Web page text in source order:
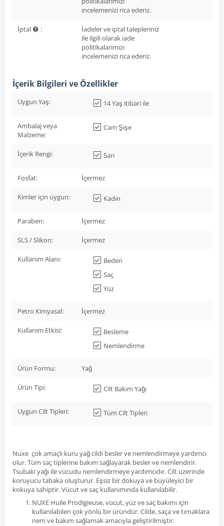
incelemenizi rica ederiz.
İptal :
İadeler ve iptal talepleriniz
ile ilgili olarak iade
politikalarımızı
incelemenizi rica ederiz.
İçerik Bilgileri ve Özellikler
Uygun Yaş: 14 Yaş itibari ile
Ambalaj veya
Malzeme:
Cam Şişe
İçerik Rengi: Sarı
Fosfat: İçermez
Kimler için uygun: Kadın
Paraben: İçermez
SLS / Slikon: İçermez
Kullanım Alanı:
Beden
Saç
Yüz
Petro Kimyasal: İçermez
Kullanım Etkisi:
Besleme
Nemlendirme
Ürün Formu: Yağ
Ürün Tipi: Cilt Bakım Yağı
Uygun Cilt Tipleri: Tüm Cilt Tipleri
Nuxe çok amaçlı kuru yağ cildi besler ve nemlendirmeye yardımcı
olur. Tüm saç tiplerine bakım sağlayarak besler ve nemlendirir.
Tsubaki yağı ile vücudu nemlendirmeye yardımcıdır. Cilt üzerinde
koruyucu tabaka oluşturur. Eşsiz bir dokuya ve büyüleyici bir
kokuya sahiptir. Vücut ve saç kullanımında kullanılabilir.
NUXE Huile Prodigieuse, vücut, yüz ve saç bakımı için
kullanılabilen çok yönlü bir üründür. Cilde, saça ve tırnaklara
nem ve bakım sağlamak amacıyla geliştirilmiştir.